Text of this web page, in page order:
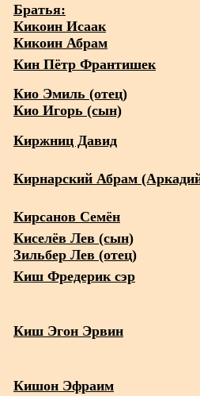
Братья:
Кикоин Исаак
Кикоин Абрам
Кин Пётр Франтишек
Кио Эмиль (отец)
Кио Игорь (сын)
Киржниц Давид
Кирнарский Абрам
Кирсанов Семён
Киселёв Лев (сын)
Зильбер Лев (отец)
Киш Фредерик сэр
Киш Эгон Эрвин
Кишон Эфраим